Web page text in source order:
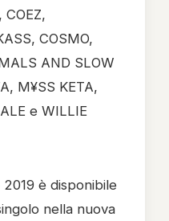
COEZ,
COSMO,
AND SLOW
M¥SS KETA,
e WILLIE
è disponibile
nella nuova